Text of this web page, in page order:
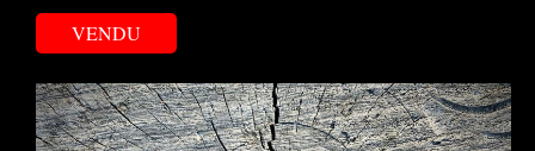
VENDU